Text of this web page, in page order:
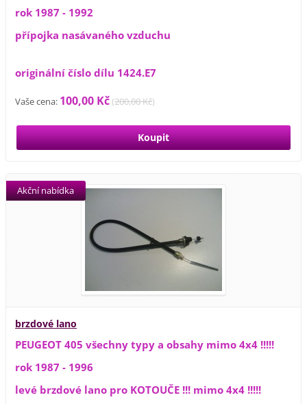
rok 1987 - 1992
přípojka nasávaného vzduchu
originální číslo dílu 1424.E7
Vaše cena: 100,00 Kč(200,00 Kč)
brzdové lano
Akční nabídka
PEUGEOT 405 všechny typy a obsahy mimo 4x4 !!!!!
rok 1987 - 1996
levé brzdové lano pro KOTOUČE !!! mimo 4x4 !!!!!